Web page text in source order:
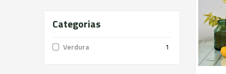
Categorias
Verdura 1